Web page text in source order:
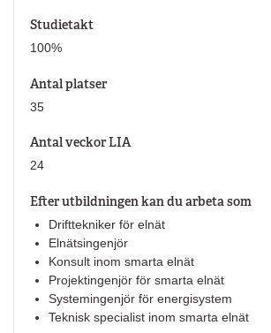
Studietakt
100%
Antal platser
35
Antal veckor LIA
24
Efter utbildningen kan du arbeta som
Drifttekniker för elnät
Elnätsingenjör
Konsult inom smarta elnät
Projektingenjör för smarta elnät
Systemingenjör för energisystem
Teknisk specialist inom smarta elnät